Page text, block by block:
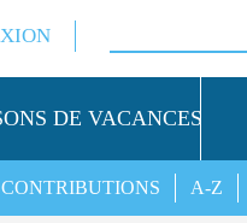
DE VACANCES
A-Z
CONTRIBUTIONS